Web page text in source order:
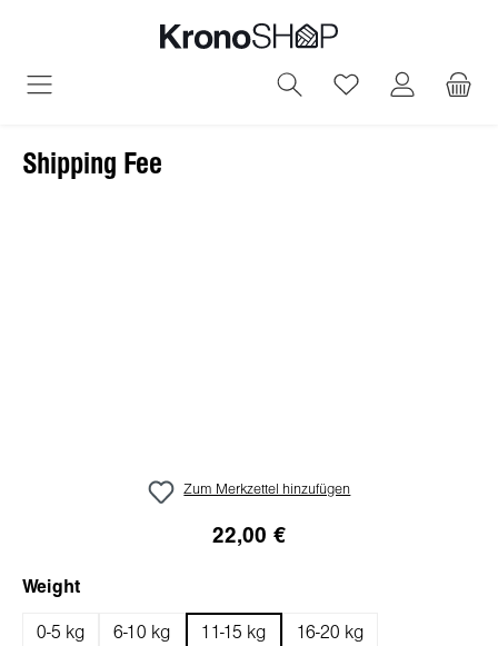
Du hast 0
Shipping Fee
Zum Merkzettel hinzufügen
22,00 €
Weight
0-5 kg 6-10 kg 11-15 kg 16-20 kg